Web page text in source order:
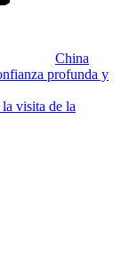
China
profunda y
visita de la